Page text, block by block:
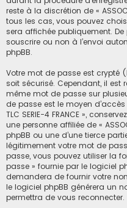
reste à la discrétion de «
tous les cas, vous pouvez
sera affichée publiquement.
souscrire ou non à l’envoi
phpBB.
Votre mot de passe est crypté
soit sécurisé. Cependant, il
même mot de passe sur
de passe est le moyen d’accès
TLC SERIE-4 FRANCE »,
une personne affiliée de «
phpBB ou une d’une tierce
légitimement votre mot de
passe, vous pouvez utiliser la
passe » fournie par le logiciel
demandera de fournir votre
le logiciel phpBB générera un
permettra de vous reconnecter.